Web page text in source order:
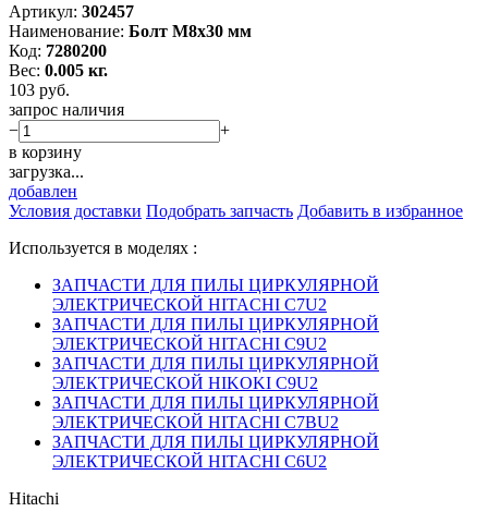
Артикул: 302457
Наименование: Болт M8х30 мм
Код: 7280200
Вес: 0.005 кг.
103 руб.
запрос наличия
−
+
в корзину
загрузка...
добавлен
Условия доставки Подобрать запчасть Добавить в избранное
Используется в моделях :
ЗАПЧАСТИ ДЛЯ ПИЛЫ ЦИРКУЛЯРНОЙ
ЭЛЕКТРИЧЕСКОЙ HITACHI C7U2
ЗАПЧАСТИ ДЛЯ ПИЛЫ ЦИРКУЛЯРНОЙ
ЭЛЕКТРИЧЕСКОЙ HITACHI C9U2
ЗАПЧАСТИ ДЛЯ ПИЛЫ ЦИРКУЛЯРНОЙ
ЭЛЕКТРИЧЕСКОЙ HIKOKI C9U2
ЗАПЧАСТИ ДЛЯ ПИЛЫ ЦИРКУЛЯРНОЙ
ЭЛЕКТРИЧЕСКОЙ HITACHI C7BU2
ЗАПЧАСТИ ДЛЯ ПИЛЫ ЦИРКУЛЯРНОЙ
ЭЛЕКТРИЧЕСКОЙ HITACHI C6U2
Hitachi